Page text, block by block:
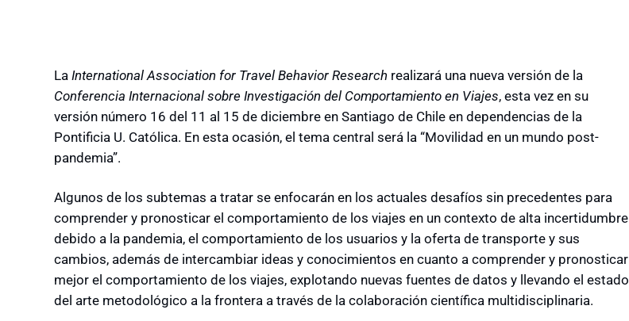
La International Association for Travel Behavior Research realizará una nueva versión de la
Conferencia Internacional sobre Investigación del Comportamiento en Viajes, esta vez en su
versión número 16 del 11 al 15 de diciembre en Santiago de Chile en dependencias de la
Pontificia U. Católica. En esta ocasión, el tema central será la “Movilidad en un mundo post-
pandemia”.
Algunos de los subtemas a tratar se enfocarán en los actuales desafíos sin precedentes para
comprender y pronosticar el comportamiento de los viajes en un contexto de alta incertidumbre
debido a la pandemia, el comportamiento de los usuarios y la oferta de transporte y sus
cambios, además de intercambiar ideas y conocimientos en cuanto a comprender y pronosticar
mejor el comportamiento de los viajes, explotando nuevas fuentes de datos y llevando el estado
del arte metodológico a la frontera a través de la colaboración científica multidisciplinaria.